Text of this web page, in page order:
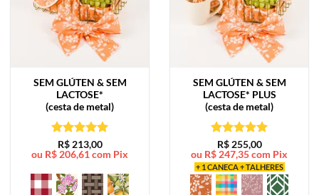
SEM GLÚTEN & SEM
LACTOSE*
(cesta de metal)
Avaliação5
de 5
R$213,00
ou R$206,61com Pix
SEM GLÚTEN & SEM
LACTOSE* PLUS
(cesta de metal)
Avaliação5
de 5
R$255,00
ou R$247,35com Pix
+ 1 CANECA + TALHERES